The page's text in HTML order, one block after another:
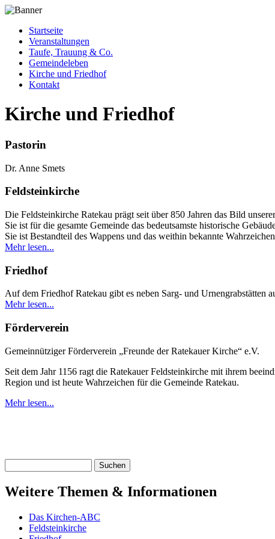
Direkt
Inhalt
Hauptnavigation
Startseite
Veranstaltungen
Taufe, Trauung & Co.
Gemeindeleben
Kirche und Friedhof
Kontakt
Back
to
Kirche und Friedhof
Pastorin
Dr. Anne Smets
Feldsteinkirche
Die Feldsteinkirche Ratekau prägt seit über 850 Jahren das Bild
Sie ist für die gesamte Gemeinde das bedeutsamste historische
Sie ist Bestandteil des Wappens und das weithin bekannte
Mehr lesen...
Friedhof
Auf dem Friedhof Ratekau gibt es neben Sarg- und Urnengrabstätten
Mehr lesen...
Förderverein
Gemeinnütziger Förderverein „Freunde der Ratekauer Kirche“ e.V.
Seit dem Jahr 1156 ragt die Ratekauer Feldsteinkirche mit ihrem
Region und ist heute Wahrzeichen für die Gemeinde Ratekau.
Mehr lesen...
Weitere Themen & Informationen
Das Kirchen-ABC
Feldsteinkirche